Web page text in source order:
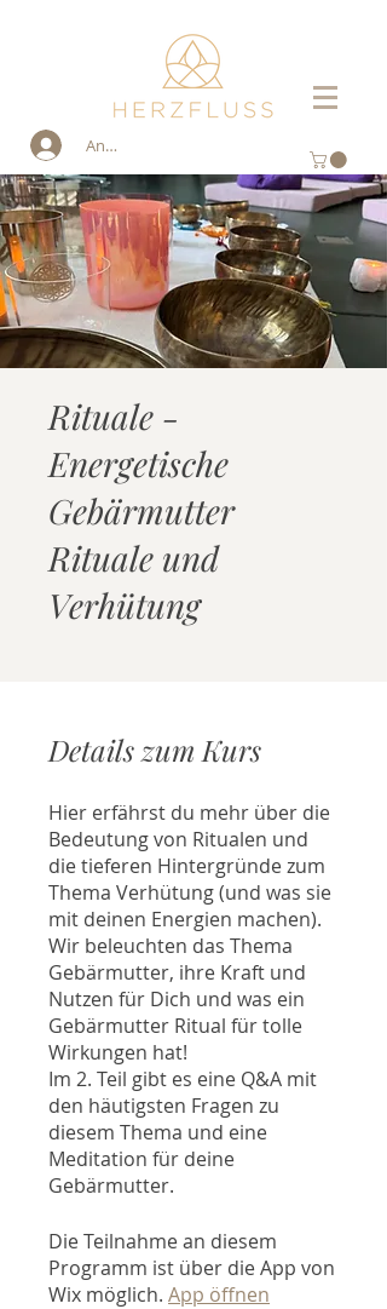
Anmelden
Rituale -
Energetische
Gebärmutter
Rituale und
Verhütung
Details zum Kurs
Hier erfährst du mehr über die
Bedeutung von Ritualen und
die tieferen Hintergründe zum
Thema Verhütung (und was sie
mit deinen Energien machen).
Wir beleuchten das Thema
Gebärmutter, ihre Kraft und
Nutzen für Dich und was ein
Gebärmutter Ritual für tolle
Wirkungen hat!
Im 2. Teil gibt es eine Q&A mit
den häutigsten Fragen zu
diesem Thema und eine
Meditation für deine
Gebärmutter.
Die Teilnahme an diesem
Programm ist über die App von
Wix möglich. App öffnen